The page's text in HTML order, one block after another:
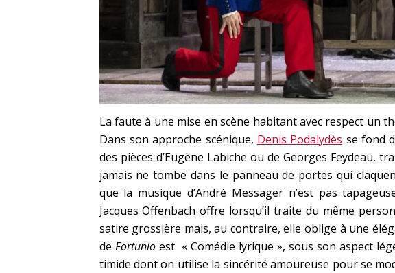
La faute à une mise en scène habitant avec respect un
Dans son approche scénique, Denis Podalydès se fond
des pièces d’Eugène Labiche ou de Georges Feydeau,
jamais ne tombe dans le panneau de portes qui
que la musique d’André Messager n’est pas
Jacques Offenbach offre lorsqu’il traite du même
satire grossière mais, au contraire, elle oblige à une
de Fortunioest « Comédie lyrique », sous son aspect
timide dont on utilise la sincérité amoureuse pour se